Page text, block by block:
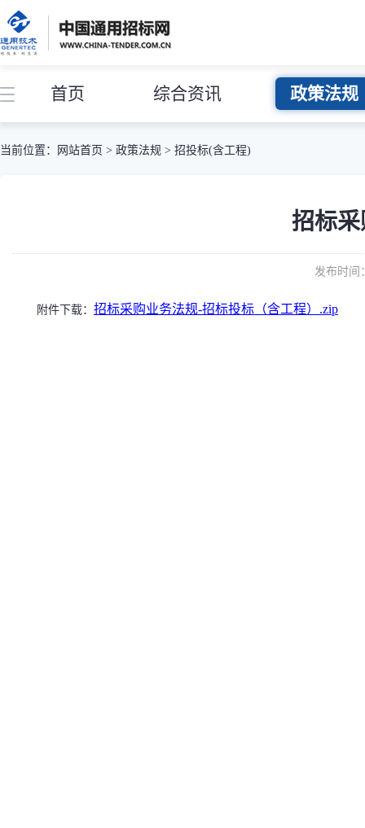
首页 综合资讯 政策法规
当前位置： 网站首页 > 政策法规 > 招投标(含工程)
招标
发布时间
附件下载： 招标采购业务法规-招标投标（含工程）.zip